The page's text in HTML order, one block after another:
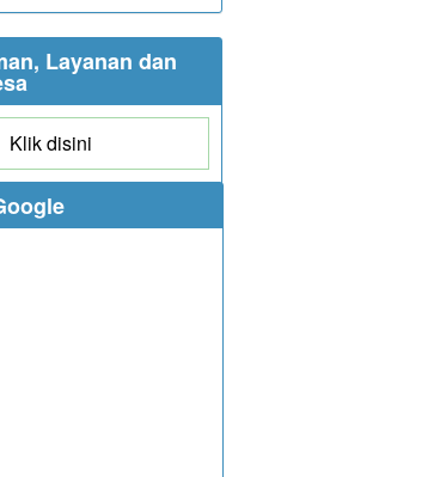
Layanan dan
Klik disini